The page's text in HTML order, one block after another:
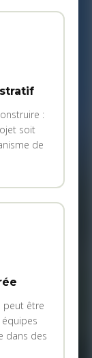
:
soit
de
peut être
dans des